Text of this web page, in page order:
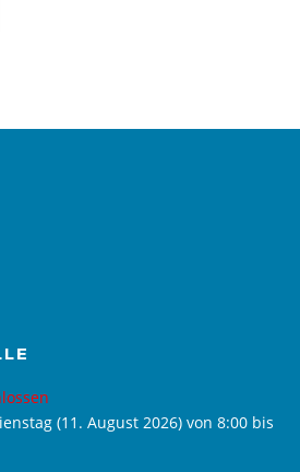
(11. August 2026) von 8:00 bis